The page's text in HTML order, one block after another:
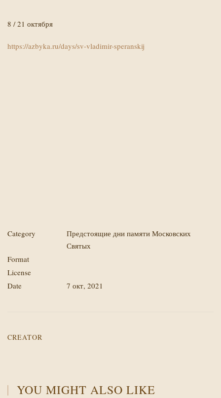
8 / 21 октября
https://azbyka.ru/days/sv-vladimir-speranskij
Category
Предстоящие дни памяти Московских
Святых
Format
License
Date
7 окт, 2021
CREATOR
YOU MIGHT ALSO LIKE